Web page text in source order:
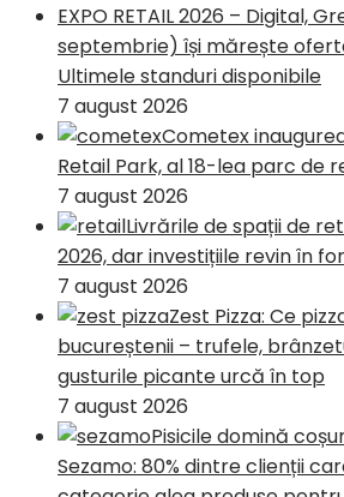
EXPO RETAIL 2026 – Digital,
septembrie) își mărește
Ultimele standuri disponibile
7 august 2026
Cometex
Retail Park, al 18-lea parc de
7 august 2026
Livrările de spații de
2026, dar investițiile revin în
7 august 2026
Zest Pizza: Ce
bucureștenii – trufele,
gusturile picante urcă în top
7 august 2026
Pisicile domină
Sezamo: 80% dintre clienții